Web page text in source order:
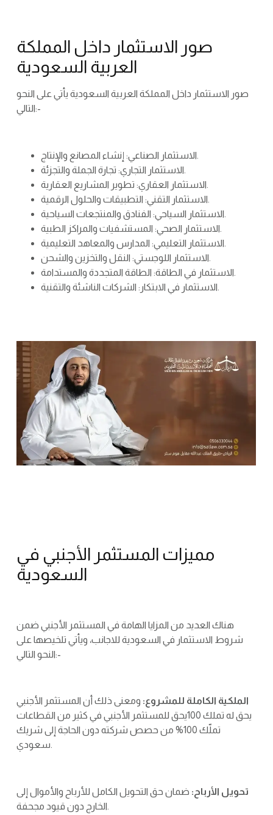
صور الاستثمار داخل المملكة
العربية السعودية
صور الاستثمار داخل المملكة العربية السعودية يأتي على النحو
التالي:-
الاستثمار الصناعي: إنشاء المصانع والإنتاج.
الاستثمار التجاري: تجارة الجملة والتجزئة.
الاستثمار العقاري: تطوير المشاريع العقارية.
الاستثمار التقني: التطبيقات والحلول الرقمية.
الاستثمار السياحي: الفنادق والمنتجعات السياحية.
الاستثمار الصحي: المستشفيات والمراكز الطبية.
الاستثمار التعليمي: المدارس والمعاهد التعليمية.
الاستثمار اللوجستي: النقل والتخزين والشحن.
الاستثمار في الطاقة: الطاقة المتجددة والمستدامة.
الاستثمار في الابتكار: الشركات الناشئة والتقنية.
مميزات المستثمر الأجنبي في
السعودية
هناك العديد من المزايا الهامة في المستثمر الأجنبي ضمن
شروط الاستثمار في السعودية للاجانب، ويأتي تلخيصها على
النحو التالي:-
الملكية الكاملة للمشروع: ومعنى ذلك أن المستثمر الأجنبي
يحق له تملك 100يحق للمستثمر الأجنبي في كثير من القطاعات
تملّك 100% من حصص شركته دون الحاجة إلى شريك
سعودي.
تحويل الأرباح: ضمان حق التحويل الكامل للأرباح والأموال إلى
الخارج دون قيود مجحفة.